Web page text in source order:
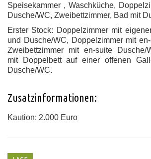
Speisekammer , Waschküche,
Dusche/WC, Zweibettzimmer, Bad mit
Erster Stock: Doppelzimmer mit
und Dusche/WC, Doppelzimmer mit
Zweibettzimmer mit en-suite
Dusche/
mit
Doppelbettauf einer offenen
Dusche/WC.
Zusatzinformationen:
Kaution: 2.000 Euro